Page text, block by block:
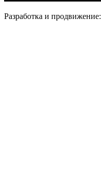
Разработка и продвижение: